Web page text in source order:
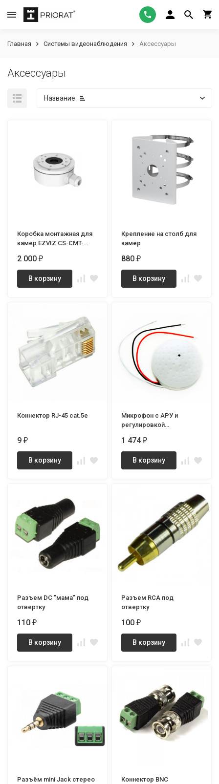
Главная Системы видеонаблюдения Аксессуары
Аксессуары
Название
Коробка монтажная для
камер EZVIZ CS-CMT-
2 000 ₽
В корзину
Крепление на столб для
камер
880 ₽
В корзину
Коннектор RJ-45 cat.5e
9 ₽
В корзину
Микрофон с АРУ и
регулировкой
1 474 ₽
В корзину
Разъем DC "мама" под
отвертку
110 ₽
В корзину
Разъем RCA под
отвертку
100 ₽
В корзину
Разъём mini Jack стерео Коннектор BNC